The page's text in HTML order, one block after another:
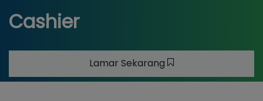
Cashier
Lamar Sekarang